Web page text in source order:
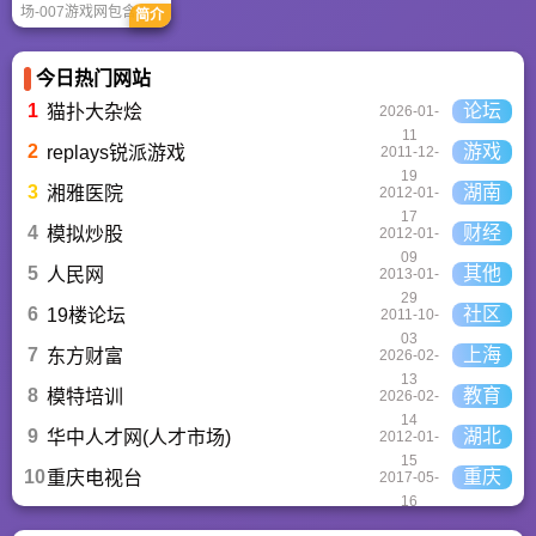
场-007游戏网包含安
卓（Android）和苹果
（iOS）系统的手机应
用、游戏以及电脑软
件的下载服务，还有
精心推荐的应用排行
榜,搭配极佳的下载体
得信赖的应用商店。
简介
今日热门网站
1 猫扑大杂烩
2026-01-
11
论坛
2 replays锐派游戏
2011-12-
19
游戏
3 湘雅医院
2012-01-
17
湖南
4 模拟炒股
2012-01-
09
财经
5 人民网
2013-01-
29
其他
6 19楼论坛
2011-10-
03
社区
7 东方财富
2026-02-
13
上海
8 模特培训
2026-02-
14
教育
9 华中人才网(人才市场)
2012-01-
15
湖北
10重庆电视台
2017-05-
16
重庆